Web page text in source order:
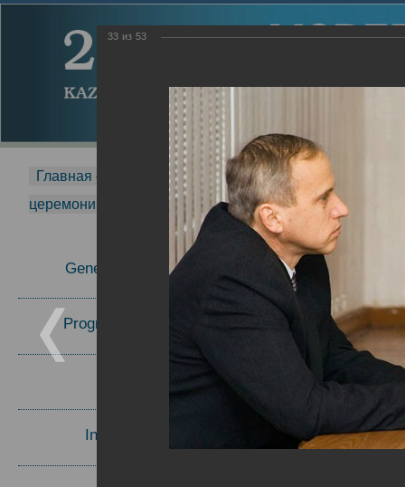
Главная страница - MDMR - 2014 - Международная
церемонии вручения премии Zavoisky Award -
General Information
Program Committee
Topics
Invited Speakers
Report
2006 г.
33 из 53